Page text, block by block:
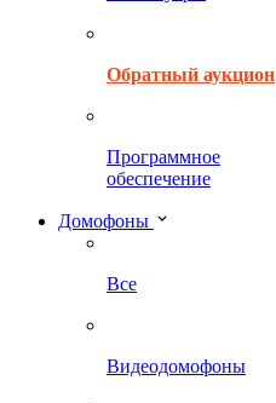
Обратный аукцион
Программное
обеспечение
Домофоны
Все
Видеодомофоны